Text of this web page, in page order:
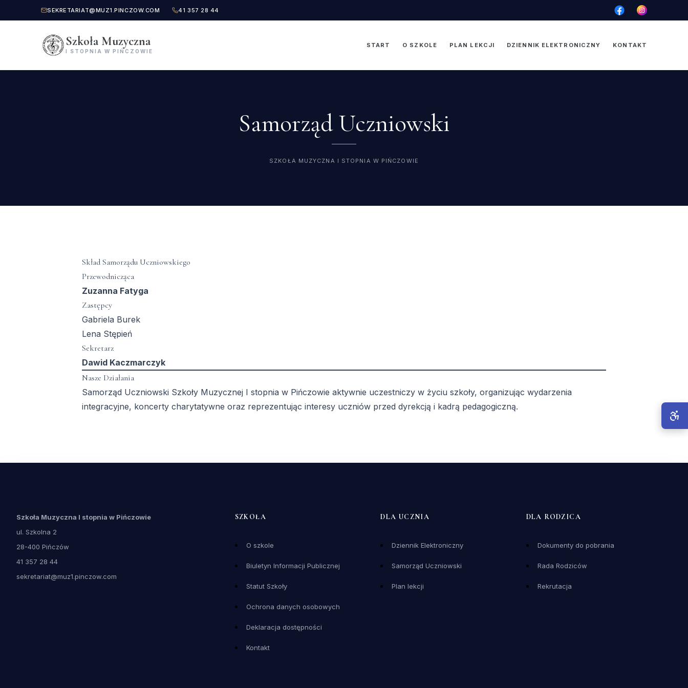
SEKRETARIAT@MUZ1.PINCZOW.COM 41 357 28 44
Szkoła Muzyczna
I STOPNIA W PIŃCZOWIE
START O SZKOLE PLAN LEKCJI DZIENNIK ELEKTRONICZNY KONTAKT
Samorząd Uczniowski
SZKOŁA MUZYCZNA I STOPNIA W PIŃCZOWIE
Skład Samorządu Uczniowskiego
Przewodnicząca
Zuzanna Fatyga
Zastępcy
Gabriela Burek
Lena Stępień
Sekretarz
Dawid Kaczmarczyk
Nasze Działania
Samorząd Uczniowski Szkoły Muzycznej I stopnia w Pińczowie aktywnie uczestniczy w życiu szkoły, organizując wydarzenia
integracyjne, koncerty charytatywne oraz reprezentując interesy uczniów przed dyrekcją i kadrą pedagogiczną.
Szkoła Muzyczna I stopnia w Pińczowie
ul. Szkolna 2
28-400 Pińczów
41 357 28 44
sekretariat@muz1.pinczow.com
SZKOŁA
O szkole
Biuletyn Informacji Publicznej
Statut Szkoły
Ochrona danych osobowych
Deklaracja dostępności
Kontakt
DLA UCZNIA
Dziennik Elektroniczny
Samorząd Uczniowski
Plan lekcji
DLA RODZICA
Dokumenty do pobrania
Rada Rodziców
Rekrutacja